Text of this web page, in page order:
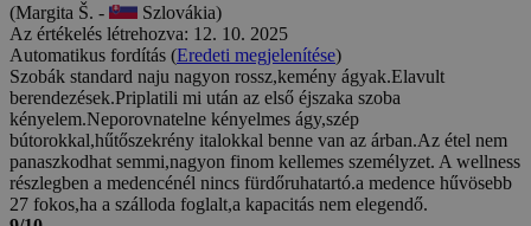
(Margita Š. -
Szlovákia)
Az értékelés létrehozva: 12. 10. 2025
Automatikus fordítás (Eredeti megjelenítése)
Szobák standard naju nagyon rossz,kemény ágyak.Elavult
berendezések.Priplatili mi után az első éjszaka szoba
kényelem.Neporovnatelne kényelmes ágy,szép
bútorokkal,hűtőszekrény italokkal benne van az árban.Az étel nem
panaszkodhat semmi,nagyon finom kellemes személyzet. A wellness
részlegben a medencénél nincs fürdőruhatartó.a medence hűvösebb
27 fokos,ha a szálloda foglalt,a kapacitás nem elegendő.